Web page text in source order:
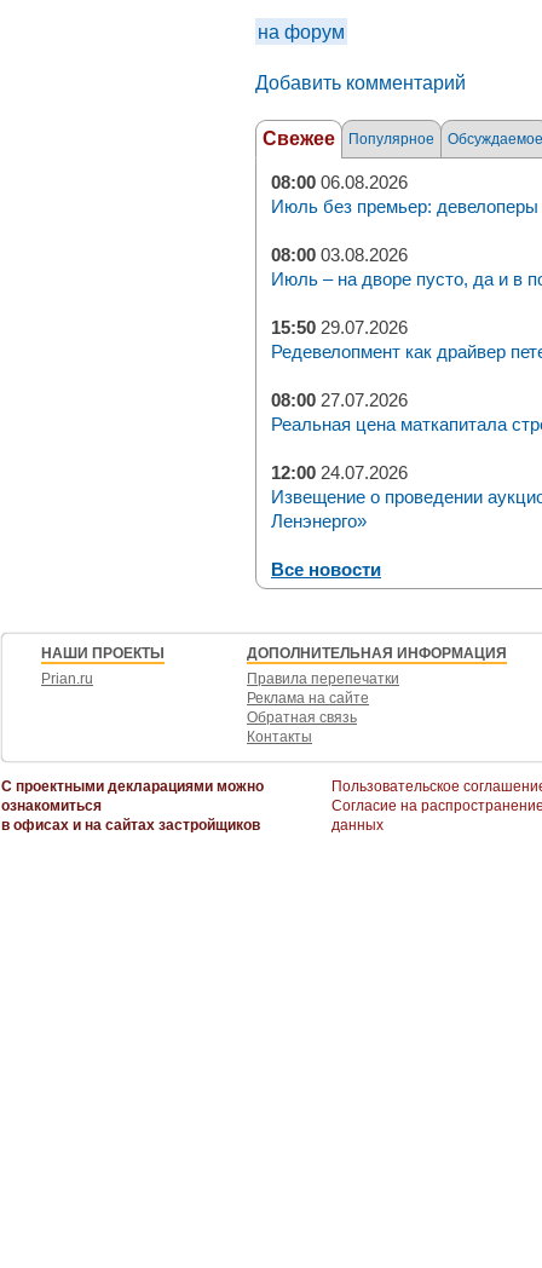
на форум
Добавить комментарий
Свежее Популярное Обсуждаемое
08:00 06.08.2026
Июль без премьер: девелоперы
08:00 03.08.2026
Июль – на дворе пусто, да и в
15:50 29.07.2026
Редевелопмент как драйвер
08:00 27.07.2026
Реальная цена маткапитала
12:00 24.07.2026
Извещение о проведении
Ленэнерго»
Все новости
НАШИ ПРОЕКТЫ
Prian.ru
ДОПОЛНИТЕЛЬНАЯ ИНФОРМАЦИЯ
Правила перепечатки
Реклама на сайте
Обратная связь
Контакты
С проектными декларациями можно
ознакомиться
в офисах и на сайтах застройщиков
Пользовательское
Согласие на
данных